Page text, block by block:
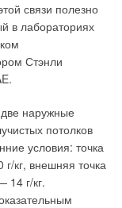
связи полезно
в лабораториях
Стэнли
наружные
потолков
условия: точка
кг, внешняя точка
14 г/кг.